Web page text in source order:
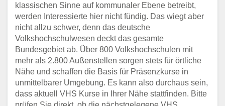
klassischen Sinne auf kommunaler Ebene betreibt,
werden Interessierte hier nicht fündig. Das wiegt aber
nicht allzu schwer, denn das deutsche
Volkshochschulwesen deckt das gesamte
Bundesgebiet ab. Über 800 Volkshochschulen mit
mehr als 2.800 Außenstellen sorgen stets für örtliche
Nähe und schaffen die Basis für Präsenzkurse in
unmittelbarer Umgebung. Es kann also durchaus sein,
dass aktuell VHS Kurse in Ihrer Nähe stattfinden. Bitte